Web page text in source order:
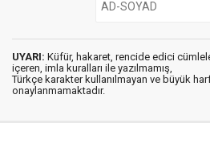
UYARI: Küfür, hakaret, rencide edici
içeren, imla kuralları ile yazılmamış,
Türkçe karakter kullanılmayan ve büyük
onaylanmamaktadır.